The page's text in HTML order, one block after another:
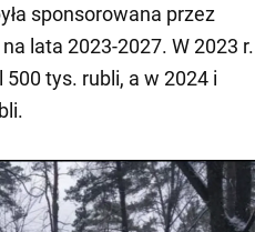
sponsorowana przez
lata 2023-2027. W 2023 r.
tys. rubli, a w 2024 i